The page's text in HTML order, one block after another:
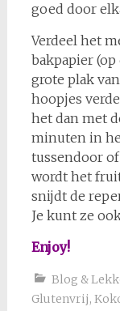
goed door
Verdeel het
bakpapier (op
grote plak
hoopjes
het dan met
minuten in
tussendoor
wordt het
snijdt de
Je kunt ze
Enjoy!
Blog &
Glutenvrij,